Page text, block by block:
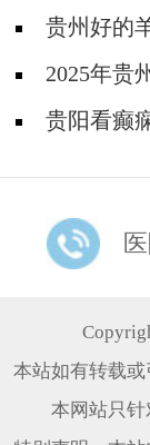
些?贵州好的
因会引起羊
2025年贵
易得癫痫？
贵阳看癫
本站如有转载
本网站只针